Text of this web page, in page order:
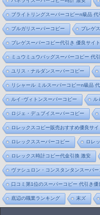
ブライトリングスーパーコピーn級品 代
ブルガリスーパーコピー ブレゲ
ブレゲスーパーコピー代引き 優良サイト
ミュウミュウバッグスーパーコピー 代
ユリス・ナルダンスーパーコピー
リシャール ミルスーパーコピーn級品
ルイ･ヴィトンスーパーコピー ル
ロジェ・デュブイスーパーコピー
ロレックスコピー販売おすすめ優良サイ
ロレックススーパーコピー ロレ
ロレックス時計コピー代金引換 激安
ヴァシュロン・コンスタンタンスーパ
口コミ第1位のスーパーコピー 代引き優
底辺の職業ランキング 末ズ